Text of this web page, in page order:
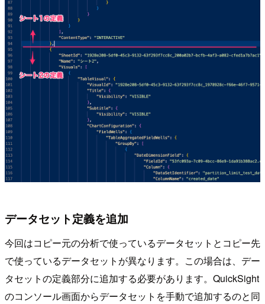
データセット定義を追加
今回はコピー元の分析で使っているデータセットとコピー先
で使っているデータセットが異なります。この場合は、デー
タセットの定義部分に追加する必要があります。QuickSight
のコンソール画面からデータセットを手動で追加するのと同